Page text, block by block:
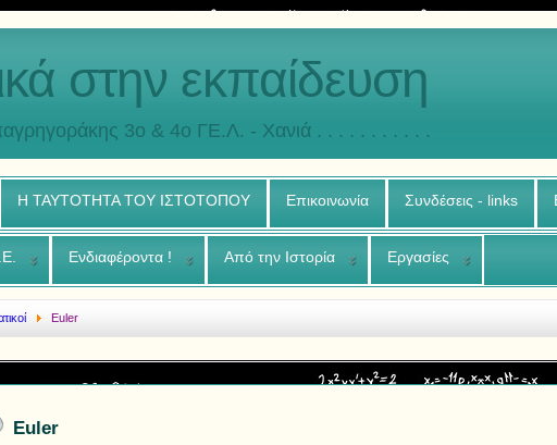
στην εκπαίδευση
3o & 4ο ΓΕ.Λ. - Χανιά . . . . . . . . . . .
Η ΤΑΥΤΟΤΗΤΑ ΤΟΥ ΙΣΤΟΤΟΠΟΥ Επικοινωνία Συνδέσεις - links
Ενδιαφέροντα ! Από την Ιστορία Εργασίες
Euler
Euler